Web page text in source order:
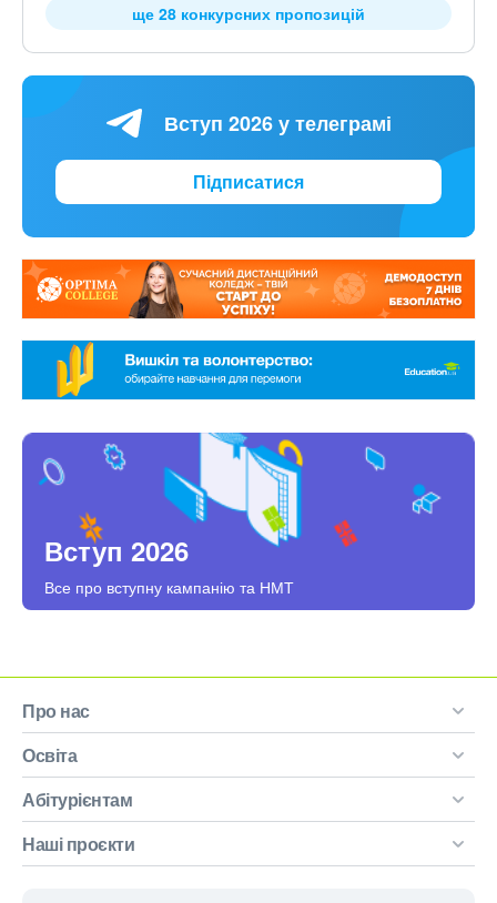
ще 28 конкурсних пропозицій
Вступ 2026 у телеграмі
Підписатися
Вступ 2026
Все про вступну кампанію та НМТ
Про нас
Освіта
Абітурієнтам
Наші проєкти